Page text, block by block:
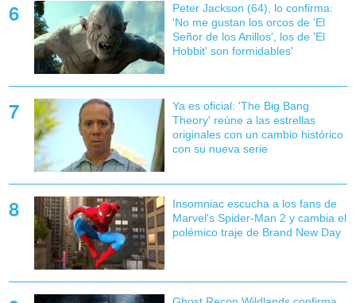
Peter Jackson (64), lo confirma:
'No me gustan los orcos de 'El
Señor de los Anillos', los de 'El
Hobbit' son formidables'
Ya es oficial: 'The Big Bang
Theory' reúne a las estrellas
originales con un cambio histórico
con su nueva serie
Insomniac escucha a los fans de
Marvel's Spider-Man 2 y cambia el
polémico traje de Brand New Day